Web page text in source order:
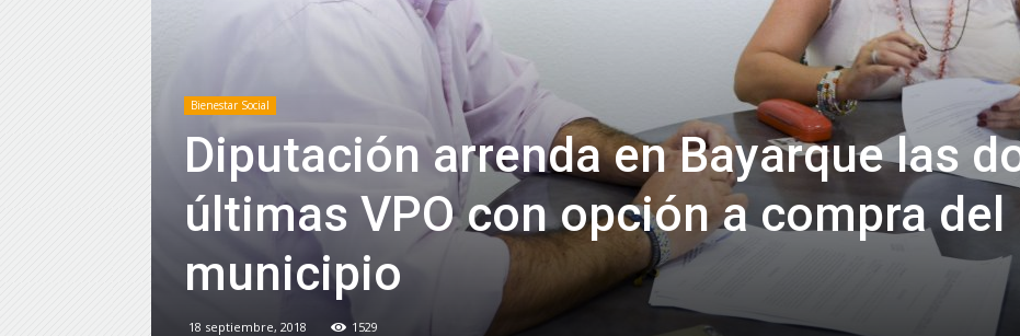
Bienestar Social
Diputación arrenda en Bayarque las
últimas VPO con opción a compra del
municipio
18 septiembre, 2018 1529